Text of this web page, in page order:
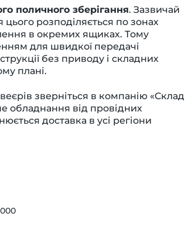
поличного зберігання. Зазвичай
розподіляється по зонах
в окремих ящиках. Тому
для швидкої передачі
без приводу і складних
плані.
зверніться в компанію «Склад
обладнання від провідних
доставка в усі регіони